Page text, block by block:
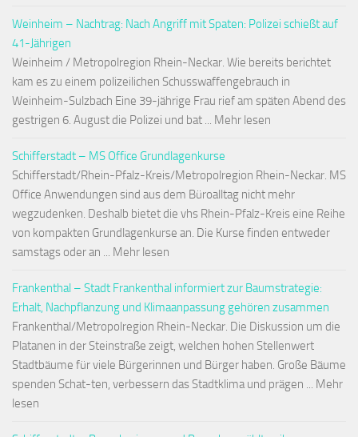
Weinheim – Nachtrag: Nach Angriff mit Spaten: Polizei schießt auf
41-Jährigen
Weinheim / Metropolregion Rhein-Neckar. Wie bereits berichtet
kam es zu einem polizeilichen Schusswaffengebrauch in
Weinheim-Sulzbach Eine 39-jährige Frau rief am späten Abend des
gestrigen 6. August die Polizei und bat ... Mehr lesen
Schifferstadt – MS Office Grundlagenkurse
Schifferstadt/Rhein-Pfalz-Kreis/Metropolregion Rhein-Neckar. MS
Office Anwendungen sind aus dem Büroalltag nicht mehr
wegzudenken. Deshalb bietet die vhs Rhein-Pfalz-Kreis eine Reihe
von kompakten Grundlagenkurse an. Die Kurse finden entweder
samstags oder an ... Mehr lesen
Frankenthal – Stadt Frankenthal informiert zur Baumstrategie:
Erhalt, Nachpflanzung und Klimaanpassung gehören zusammen
Frankenthal/Metropolregion Rhein-Neckar. Die Diskussion um die
Platanen in der Steinstraße zeigt, welchen hohen Stellenwert
Stadtbäume für viele Bürgerinnen und Bürger haben. Große Bäume
spenden Schat-ten, verbessern das Stadtklima und prägen ... Mehr
lesen